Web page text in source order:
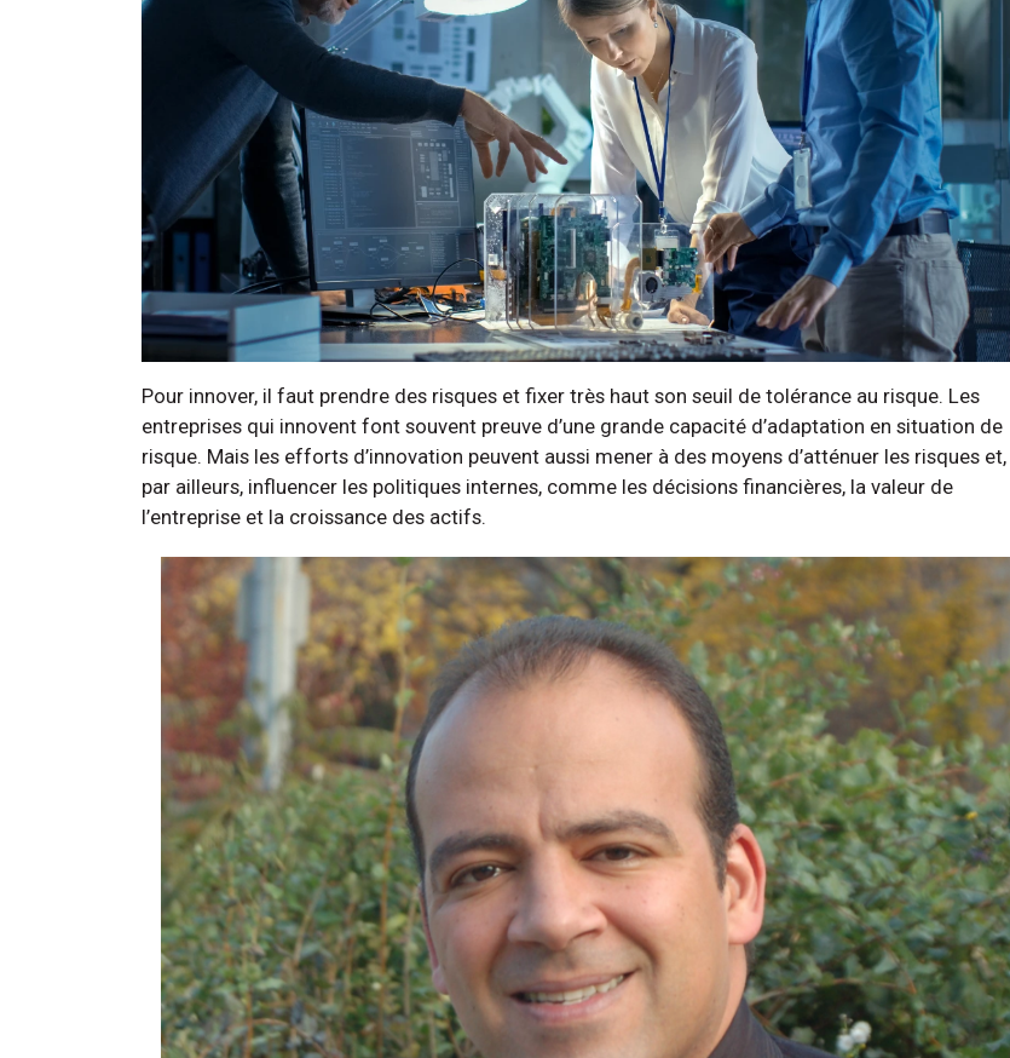
Pour innover, il faut prendre des risques et fixer très haut son seuil de tolérance au risque. Les
entreprises qui innovent font souvent preuve d’une grande capacité d’adaptation en situation de
risque. Mais les efforts d’innovation peuvent aussi mener à des moyens d’atténuer les risques et,
par ailleurs, influencer les politiques internes, comme les décisions financières, la valeur de
l’entreprise et la croissance des actifs.